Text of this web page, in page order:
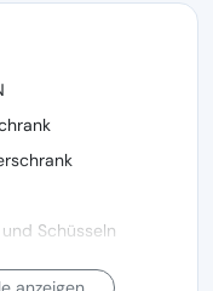
Schüsseln
Handtücher